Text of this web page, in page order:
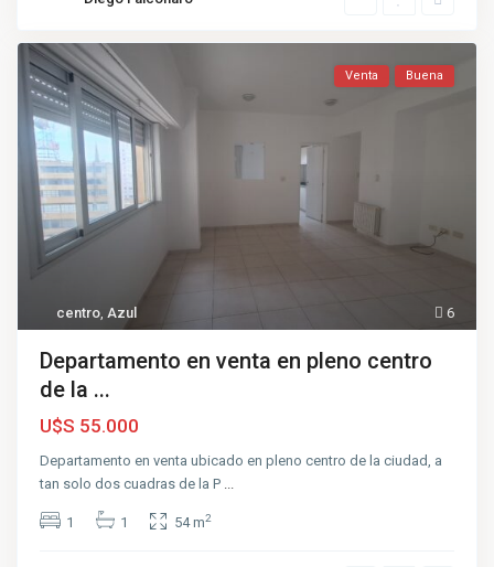
6
centro,Azul
Venta Buena
Departamento en venta en pleno centro
de la ...
U$S 55.000
Departamento en venta ubicado en pleno centro de la ciudad, a
tan solo dos cuadras de la P ...
1 1 54 m2